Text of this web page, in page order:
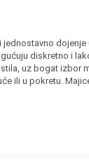
diskretno i
uz bogat izbor
ili u pokretu.